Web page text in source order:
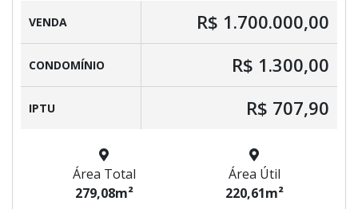
VENDA R$ 1.700.000,00
CONDOMÍNIO R$ 1.300,00
IPTU R$ 707,90
Área Total
279,08m²
Área Útil
220,61m²